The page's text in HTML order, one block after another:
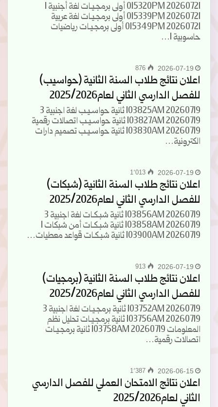
20260721 015320PM أولى برمجـيـات لغة أجنبية 1
20260721 015339PM أولى برمجـيـات لغة عربية
20260721 015349PM أولى برمجـيـات رياضيات
حاسوبية 1…
2026-07-19
اعلان نتائج طلاب السنة الثانية (حواسيب)
للفصل الدارسي الثاني لعام2025/2026
20260719 103825AM ثانية حواسـيـب لغة اجنبية 3
20260719 103827AM ثانية حواسـيـب اتصالات رقمية
20260719 103830AM ثانية حواسـيـب تصميم دارات
الكترونية…
2026-07-19
اعلان نتائج طلاب السنة الثانية (شبكات)
للفصل الدارسي الثاني لعام2025/2026
20260719 103856AM ثانية شبـكـات لغة اجنبية 3
20260719 103858AM ثانية شبـكـات أمن شبكات 1
20260719 103900AM ثانية شبـكـات قواعد معطيات…
2026-07-19
اعلان نتائج طلاب السنة الثانية (برمجيات)
للفصل الدارسي الثاني لعام2025/2026
20260719 103752AM ثانية برمجـيـات لغة اجنبية 3
20260719 103756AM ثانية برمجـيـات تحليل نظم
المعلومات 20260719 103758AM ثانية برمجـيـات
اتصالات رقمية…
2026-06-15
اعلان نتائج الامتحان العملي للفصل الدارسي
الثاني لعام2025/2026